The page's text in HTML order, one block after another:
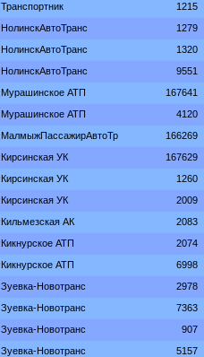
Транспортник 1215
НолинскАвтоТранс 1279
НолинскАвтоТранс 1320
НолинскАвтоТранс 9551
Мурашинское АТП 167641
Мурашинское АТП 4120
МалмыжПассажирАвтоТр 166269
Кирсинская УК 167629
Кирсинская УК 1260
Кирсинская УК 2009
Кильмезская АК 2083
Кикнурское АТП 2074
Кикнурское АТП 6998
Зуевка-Новотранс 2978
Зуевка-Новотранс 7363
Зуевка-Новотранс 907
Зуевка-Новотранс 5157